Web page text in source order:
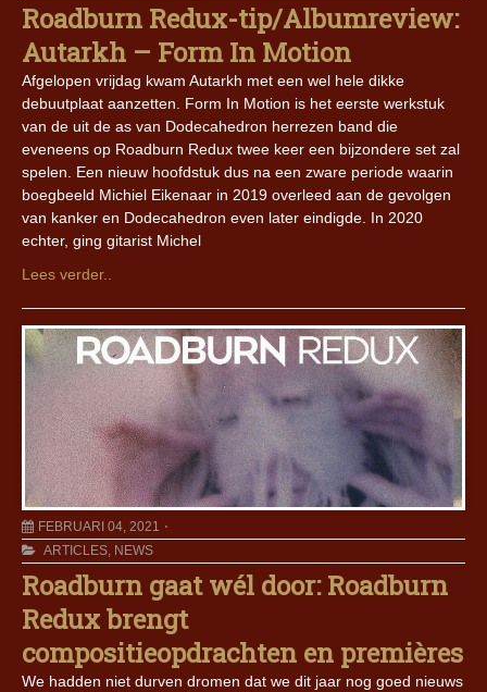
Roadburn Redux-tip/Albumreview:
Autarkh – Form In Motion
Afgelopen vrijdag kwam Autarkh met een wel hele dikke
debuutplaat aanzetten. Form In Motion is het eerste werkstuk
van de uit de as van Dodecahedron herrezen band die
eveneens op Roadburn Redux twee keer een bijzondere set zal
spelen. Een nieuw hoofdstuk dus na een zware periode waarin
boegbeeld Michiel Eikenaar in 2019 overleed aan de gevolgen
van kanker en Dodecahedron even later eindigde. In 2020
echter, ging gitarist Michel
Lees verder..
FEBRUARI 04, 2021
ARTICLES, NEWS
Roadburn gaat wél door: Roadburn
Redux brengt
compositieopdrachten en premières
We hadden niet durven dromen dat we dit jaar nog goed nieuws